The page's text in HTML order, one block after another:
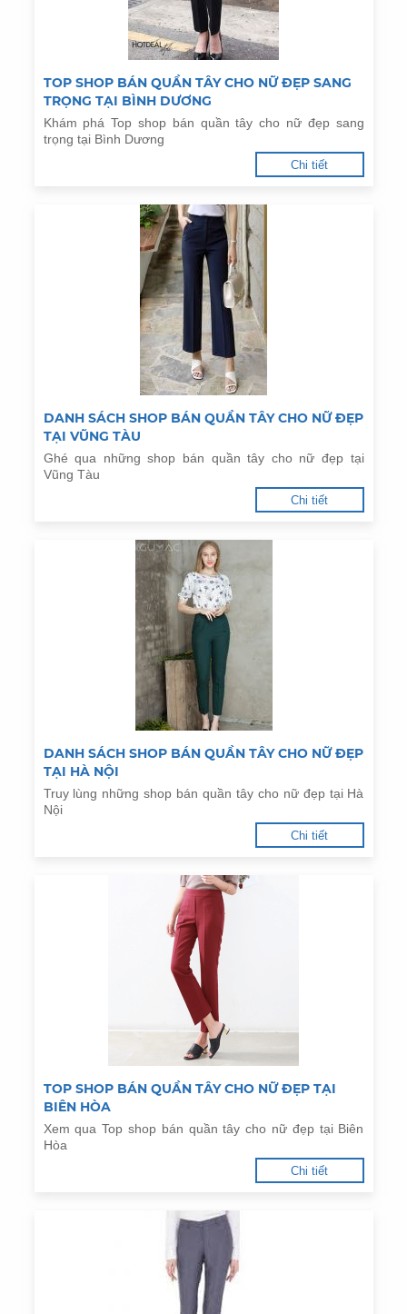
TOP SHOP BÁN QUẦN TÂY CHO NỮ ĐẸP SANG
TRỌNG TẠI BÌNH DƯƠNG
Khám phá Top shop bán quần tây cho nữ đẹp sang
trọng tại Bình Dương
Chi tiết
DANH SÁCH SHOP BÁN QUẦN TÂY CHO NỮ ĐẸP
TẠI VŨNG TÀU
Ghé qua những shop bán quần tây cho nữ đẹp tại
Vũng Tàu
Chi tiết
DANH SÁCH SHOP BÁN QUẦN TÂY CHO NỮ ĐẸP
TẠI HÀ NỘI
Truy lùng những shop bán quần tây cho nữ đẹp tại Hà
Nội
Chi tiết
TOP SHOP BÁN QUẦN TÂY CHO NỮ ĐẸP TẠI
BIÊN HÒA
Xem qua Top shop bán quần tây cho nữ đẹp tại Biên
Hòa
Chi tiết